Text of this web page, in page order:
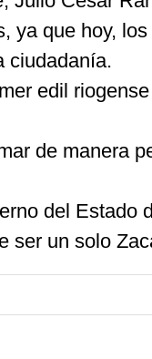
que hoy,
ciudadanía.
edil
de manera
del Estado
ser un solo